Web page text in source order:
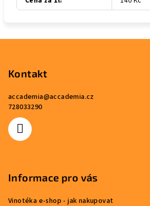
Kontakt
accademia@accademia.cz
728033290
Informace pro vás
Vinotéka e-shop - jak nakupovat